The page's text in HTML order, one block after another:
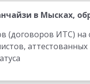
в Мысках,
(договоров ИТС)